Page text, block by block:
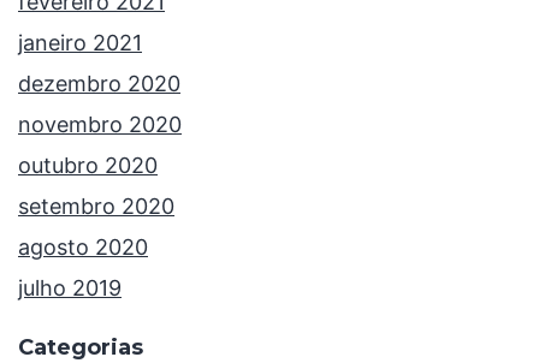
janeiro 2021
dezembro 2020
novembro 2020
outubro 2020
setembro 2020
agosto 2020
julho 2019
Categorias